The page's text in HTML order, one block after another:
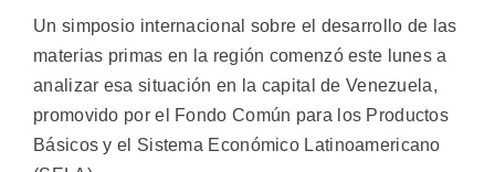
Un simposio internacional sobre el desarrollo de las
materias primas en la región comenzó este lunes a
analizar esa situación en la capital de Venezuela,
promovido por el Fondo Común para los Productos
Básicos y el Sistema Económico Latinoamericano